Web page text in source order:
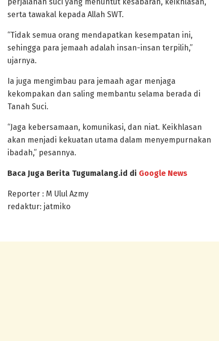
serta tawakal kepada Allah SWT.
“Tidak semua orang mendapatkan kesempatan ini,
sehingga para jemaah adalah insan-insan terpilih,”
ujarnya.
Ia juga mengimbau para jemaah agar menjaga
kekompakan dan saling membantu selama berada di
Tanah Suci.
“Jaga kebersamaan, komunikasi, dan niat. Keikhlasan
akan menjadi kekuatan utama dalam menyempurnakan
ibadah,” pesannya.
Baca Juga Berita Tugumalang.id di Google News
Reporter : M Ulul Azmy
redaktur: jatmiko